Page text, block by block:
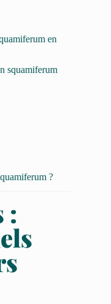
en
squamiferum
?
: